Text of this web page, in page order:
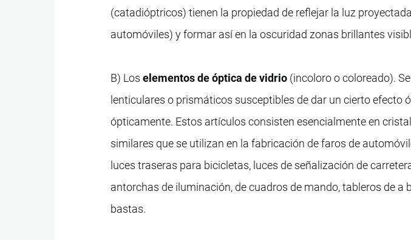
(catadióptricos) tienen la propiedad de reflejar la luz
automóviles) y formar así en la oscuridad zonas brillantes
B) Loselementos de óptica de vidrio (incoloro o coloreado).
lenticulares o prismáticos susceptibles de dar un cierto efecto
ópticamente. Estos artículos consisten esencialmente en
similares que se utilizan en la fabricación de faros de
luces traseras para bicicletas, luces de señalización de
antorchas de iluminación, de cuadros de mando, tableros de a
bastas.